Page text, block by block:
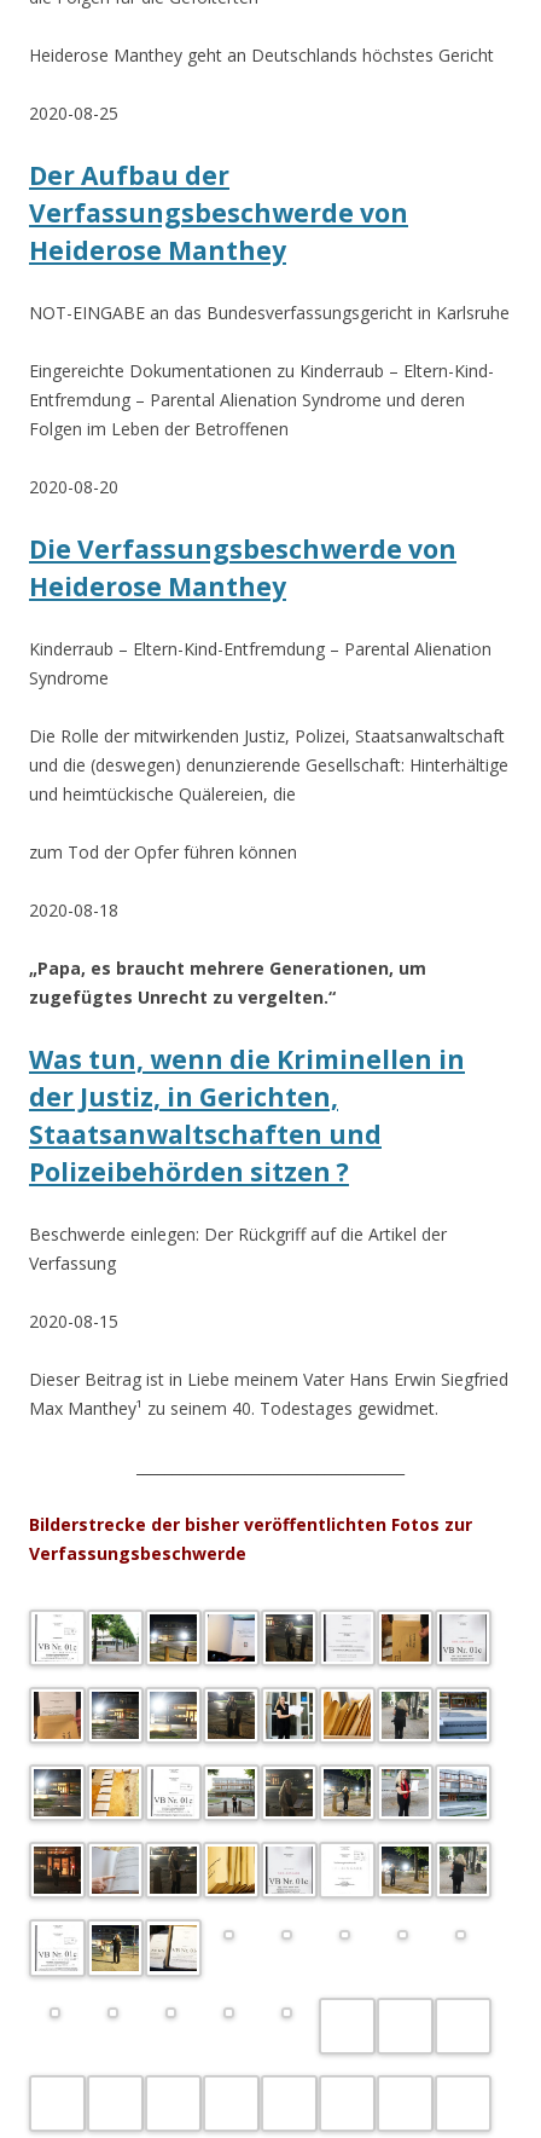
Heiderose Manthey geht an Deutschlands höchstes Gericht
2020-08-25
Der Aufbau der
Verfassungsbeschwerde von
Heiderose Manthey
NOT-EINGABE an das Bundesverfassungsgericht in Karlsruhe
Eingereichte Dokumentationen zu Kinderraub – Eltern-Kind-
Entfremdung – Parental Alienation Syndrome und deren
Folgen im Leben der Betroffenen
2020-08-20
Die Verfassungsbeschwerde von
Heiderose Manthey
Kinderraub – Eltern-Kind-Entfremdung – Parental Alienation
Syndrome
Die Rolle der mitwirkenden Justiz, Polizei, Staatsanwaltschaft
und die (deswegen) denunzierende Gesellschaft: Hinterhältige
und heimtückische Quälereien, die
zum Tod der Opfer führen können
2020-08-18
„Papa, es braucht mehrere Generationen, um
zugefügtes Unrecht zu vergelten.“
Was tun, wenn die Kriminellen in
der Justiz, in Gerichten,
Staatsanwaltschaften und
Polizeibehörden sitzen ?
Beschwerde einlegen: Der Rückgriff auf die Artikel der
Verfassung
2020-08-15
Dieser Beitrag ist in Liebe meinem Vater Hans Erwin Siegfried
Max Manthey¹ zu seinem 40. Todestages gewidmet.
Bilderstrecke der bisher veröffentlichten Fotos zur
Verfassungsbeschwerde